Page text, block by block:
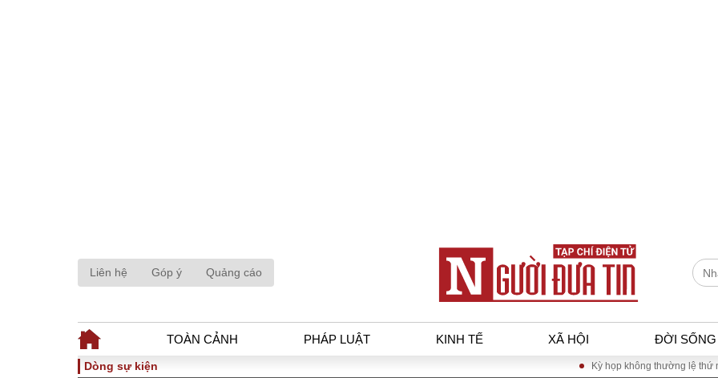
Liên hệ Góp ý Quảng cáo
TOÀN CẢNH PHÁP LUẬT KINH TẾ XÃ HỘI ĐỜI SỐNG
Dòng sự kiện Kỳ họp không thường lệ thứ nhất, Quốc